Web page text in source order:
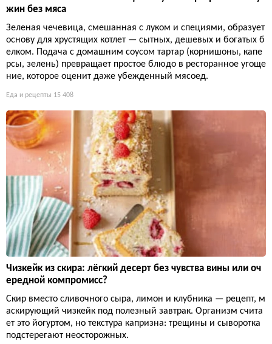
жин без мяса
Зеленая чечевица, смешанная с луком и специями, образует
основу для хрустящих котлет — сытных, дешевых и богатых б
елком. Подача с домашним соусом тартар (корнишоны, капе
рсы, зелень) превращает простое блюдо в ресторанное угоще
ние, которое оценит даже убежденный мясоед.
Еда и рецепты 15 408
Чизкейк из скира: лёгкий десерт без чувства вины или оч
ередной компромисс?
Скир вместо сливочного сыра, лимон и клубника — рецепт, м
аскирующий чизкейк под полезный завтрак. Организм счита
ет это йогуртом, но текстура капризна: трещины и сыворотка
подстерегают неосторожных.